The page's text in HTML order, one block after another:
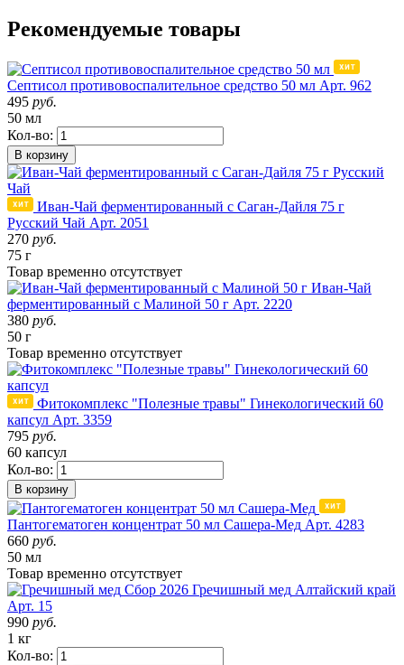
Рекомендуемые товары
Септисол противовоспалительное средство 50 мл Арт. 962
495 руб.
50 мл
Кол-во:
В корзину
Иван-Чай ферментированный с Саган-Дайля 75 г
Русский Чай Арт. 2051
270 руб.
75 г
Товар временно отсутствует
Иван-Чай
ферментированный с Малиной 50 г Арт. 2220
380 руб.
50 г
Товар временно отсутствует
Фитокомплекс "Полезные травы" Гинекологический 60
капсул Арт. 3359
795 руб.
60 капсул
Кол-во:
В корзину
Пантогематоген концентрат 50 мл Сашера-Мед Арт. 4283
660 руб.
50 мл
Товар временно отсутствует
Сбор 2026 Гречишный мед Алтайский край
Арт. 15
990 руб.
1 кг
Кол-во: